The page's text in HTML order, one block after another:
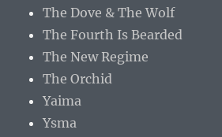
The Dove & The Wolf
The Fourth Is Bearded
The New Regime
The Orchid
Yaima
Ysma